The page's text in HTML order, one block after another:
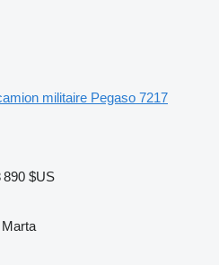
militaire Pegaso 7217
890 $US